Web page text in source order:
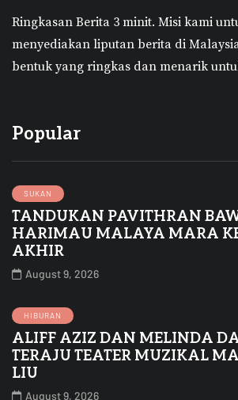
Ringkasan Berita 3 minit. Misi kami
menyediakan liputan berita di
bentuk yang ringkas dan menarik
Popular
SUKAN
TANDUKAN PAVITHRAN
HARIMAU MALAYA MARA
AKHIR
August 9, 2026
HIBURAN
ALIFF AZIZ DAN MELINDA
TERAJU TEATER MUZIKAL
LIU
August 9, 2026